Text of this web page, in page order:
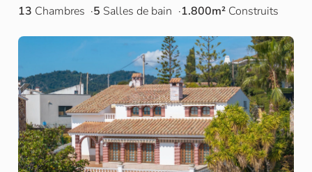
13 Chambres 5 Salles de bain 1.800m² Construits